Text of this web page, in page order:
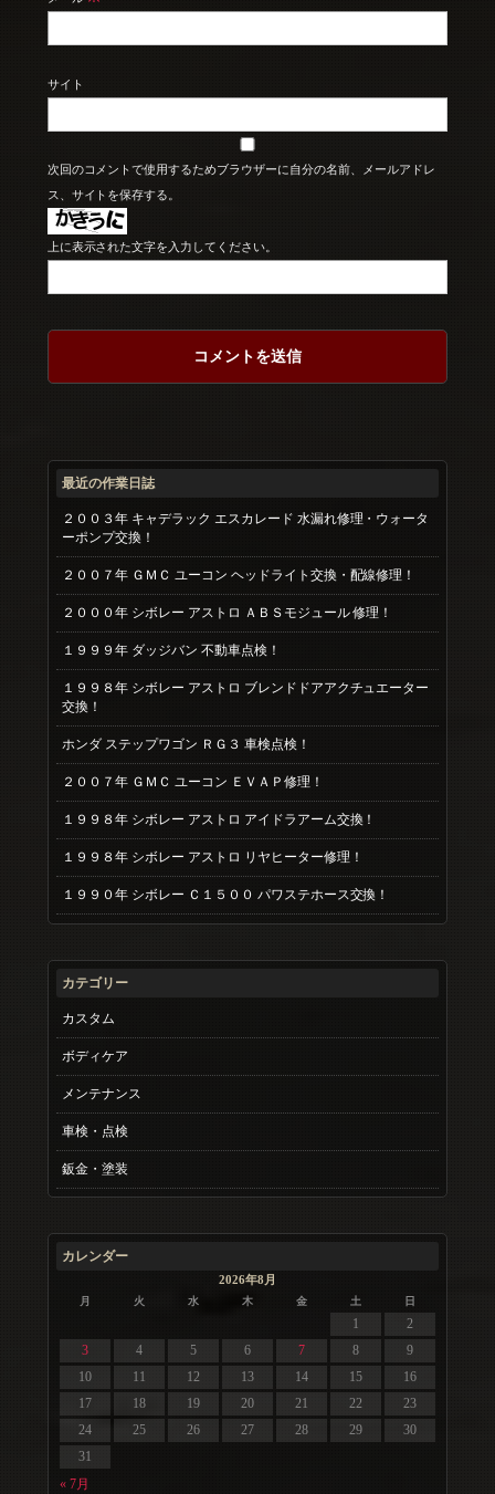
サイト
次回のコメントで使用するためブラウザーに自分の名前、メールアドレ
ス、サイトを保存する。
上に表示された文字を入力してください。
最近の作業日誌
２００３年 キャデラック エスカレード 水漏れ修理・ウォータ
ーポンプ交換！
２００７年 ＧＭＣ ユーコン ヘッドライト交換・配線修理！
２０００年 シボレー アストロ ＡＢＳモジュール 修理！
１９９９年 ダッジバン 不動車点検！
１９９８年 シボレー アストロ ブレンドドアアクチュエーター
交換！
ホンダ ステップワゴン ＲＧ３ 車検点検！
２００７年 ＧＭＣ ユーコン ＥＶＡＰ修理！
１９９８年 シボレー アストロ アイドラアーム交換！
１９９８年 シボレー アストロ リヤヒーター修理！
１９９０年 シボレー Ｃ１５００ パワステホース交換！
カテゴリー
カスタム
ボディケア
メンテナンス
車検・点検
鈑金・塗装
カレンダー
2026年8月
月 火 水 木 金 土 日
« 7月
1
2
3
4 5 6 7 8
9
10
11 12 13 14 15
16
17
18 19 20 21 22
23
24
25 26 27 28 29
30
31